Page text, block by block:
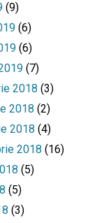
(9)
(6)
(6)
(7)
2018 (3)
2018 (2)
2018 (4)
2018 (16)
(5)
(5)
(3)